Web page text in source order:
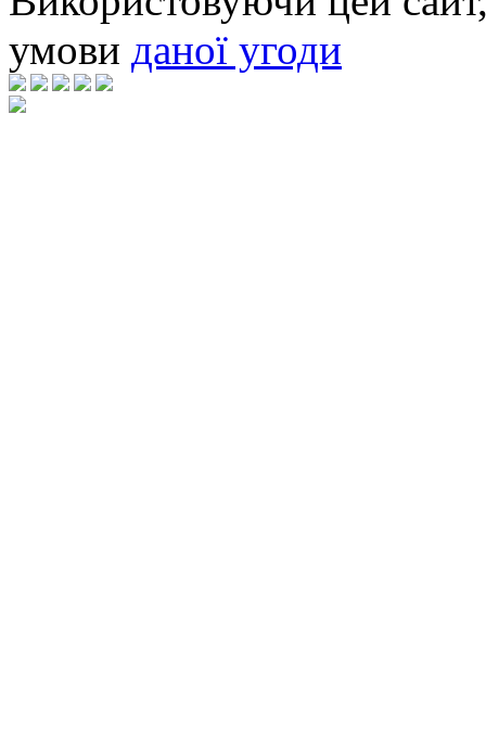
умови даної угоди